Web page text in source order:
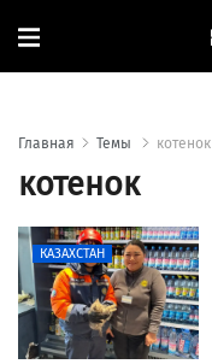
Главная Темы котенок
котенок
КАЗАХСТАН